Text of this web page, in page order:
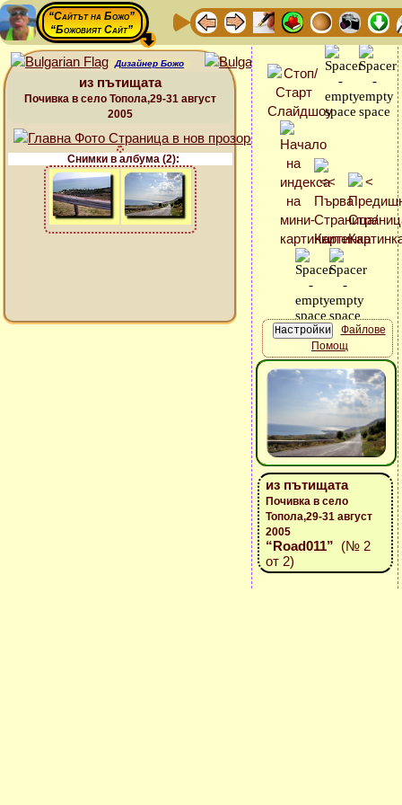
“Сайтът на Божо”
“Божовият Сайт”
Дизайнер Божо
из пътищата
Почивка в село Топола,29-31 август
2005
Снимки в албума (2):
Файлове
Помощ
из пътищата
Почивка в село
Топола,29-31 август
2005
“Road011” (№ 2
от 2)